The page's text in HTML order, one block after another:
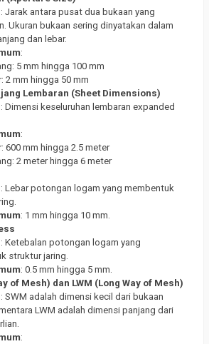
: Jarak antara pusat dua bukaan yang
Ukuran bukaan sering dinyatakan dalam
dan lebar.
:
5 mm hingga 100 mm
2 mm hingga 50 mm
Lembaran (Sheet Dimensions)
: Dimensi keseluruhan lembaran expanded
:
600 mm hingga 2.5 meter
2 meter hingga 6 meter
: Lebar potongan logam yang membentuk
: 1 mm hingga 10 mm.
: Ketebalan potongan logam yang
struktur jaring.
: 0.5 mm hingga 5 mm.
of Mesh) dan LWM (Long Way of Mesh)
: SWM adalah dimensi kecil dari bukaan
LWM adalah dimensi panjang dari
: